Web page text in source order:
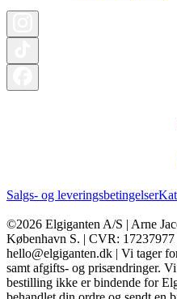
Salgs- og leveringsbetingelser
©2026 Elgiganten A/S | Arne
København S. | CVR:
hello@elgiganten.dk | Vi tager
samt afgifts- og prisændringer.
bestilling ikke er bindende for